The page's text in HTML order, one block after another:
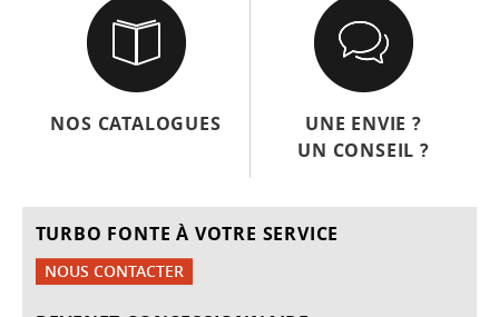
NOS CATALOGUES
UNE ENVIE ?
UN CONSEIL ?
TURBO FONTE À VOTRE SERVICE
NOUS CONTACTER